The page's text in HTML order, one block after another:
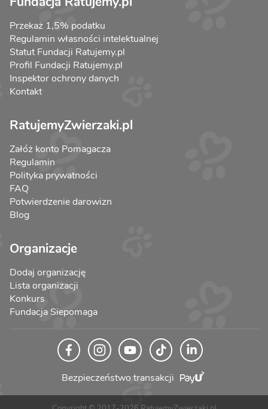
Przekaż 1,5% podatku
Regulamin własności intelektualnej
Statut Fundacji Ratujemy.pl
Profil Fundacji Ratujemy.pl
Inspektor ochrony danych
Kontakt
RatujemyZwierzaki.pl
Załóż konto Pomagacza
Regulamin
Polityka prywatności
FAQ
Potwierdzenie darowizn
Blog
Organizacje
Dodaj organizację
Lista organizacji
Konkurs
Fundacja Siepomaga
Bezpieczeństwo transakcji